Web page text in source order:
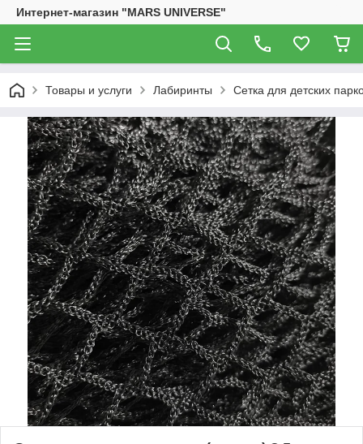
Интернет-магазин "MARS UNIVERSE"
Товары и услуги Лабиринты Сетка для детских